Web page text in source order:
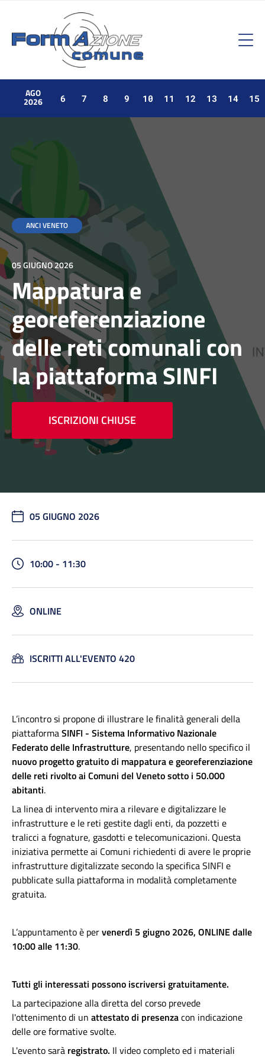
AGO
2026 6 7 8 9 10 11 12 13 14 15
ANCI VENETO
05 GIUGNO 2026
Mappatura e
georeferenziazione
delle reti comunali con
la piattaforma SINFI
ISCRIZIONI CHIUSE
05 GIUGNO 2026
10:00 - 11:30
ONLINE
ISCRITTI ALL'EVENTO 420
L’incontro si propone di illustrare le finalità generali della
piattaformaSINFI - Sistema Informativo Nazionale
Federato delle Infrastrutture, presentando nello specifico il
nuovo progetto gratuito di mappatura e georeferenziazione
delle reti rivolto ai Comuni del Veneto sotto i 50.000
abitanti.
La linea di intervento mira a rilevare e digitalizzare le
infrastrutture e le reti gestite dagli enti, da pozzetti e
tralicci a fognature, gasdotti e telecomunicazioni. Questa
iniziativa permette ai Comuni richiedenti di avere le proprie
infrastrutture digitalizzate secondo la specifica SINFI e
pubblicate sulla piattaforma in modalità completamente
gratuita.
L’appuntamento è pervenerdì 5 giugno 2026, ONLINE dalle
10:00 alle 11:30.
Tutti gli interessati possono iscriversi gratuitamente.
La partecipazione alla diretta del corso prevede
l'ottenimento di un attestato di presenzacon indicazione
delle ore formative svolte.
L'evento sarà registrato. Il video completo ed i materiali